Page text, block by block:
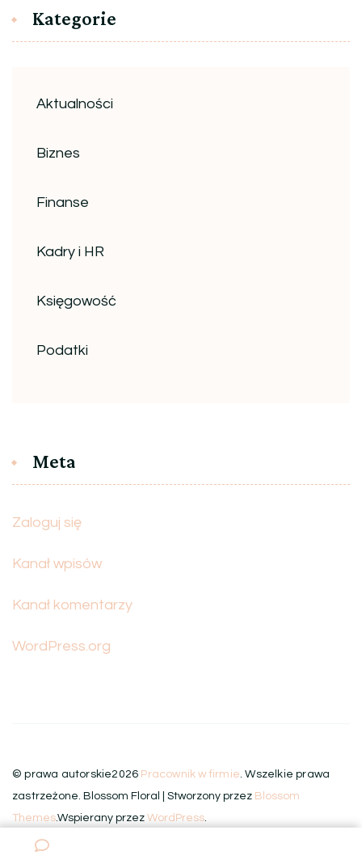
Kategorie
Aktualności
Biznes
Finanse
Kadry i HR
Księgowość
Podatki
Meta
Zaloguj się
Kanał wpisów
Kanał komentarzy
WordPress.org
© prawa autorskie2026 Pracownik w firmie. Wszelkie prawa
zastrzeżone. Blossom Floral | Stworzony przez Blossom
Themes.Wspierany przez WordPress.
Aktualności